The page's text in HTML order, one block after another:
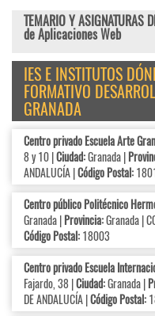
TEMARIO Y
de Aplicaciones Web
IES E INSTITUTOS
FORMATIVO
GRANADA
Centro privado Escuela Arte
8 y 10 |Ciudad:Granada |
ANDALUCÍA |Código Postal:
Centro público Politécnico
Granada |Provincia:Granada |
Código Postal:18003
Centro privado Escuela
Fajardo, 38 |Ciudad:Granada |
DE ANDALUCÍA |Código Postal: